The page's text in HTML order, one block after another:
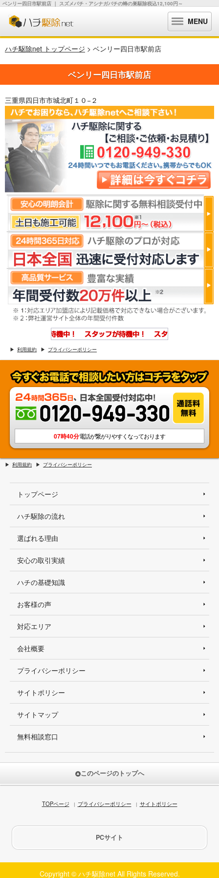
ベンリー四日市駅前店 ｜ スズメバチ・アシナガバチの蜂の巣駆除税込12,100円～
MENU
ハチ駆除net トップページ > ベンリー四日市駅前店
ベンリー四日市駅前店
三重県四日市市城北町１０−２
利用規約 プライバシーポリシー
07時40分電話が繋がりやすくなっております
利用規約 プライバシーポリシー
トップページ
ハチ駆除の流れ
選ばれる理由
安心の取引実績
ハチの基礎知識
お客様の声
対応エリア
会社概要
プライバシーポリシー
サイトポリシー
サイトマップ
無料相談窓口
このページのトップへ
TOPページ プライバシーポリシー サイトポリシー
PCサイト
Copyright © ハチ駆除net All Rights Reserved.